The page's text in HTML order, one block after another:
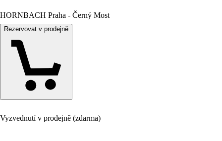
HORNBACH Praha - Černý Most
Rezervovat v prodejně
Vyzvednutí v prodejně (zdarma)